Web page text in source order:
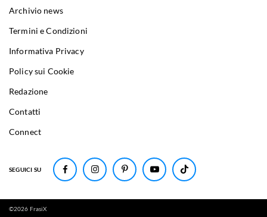
SEGUICI SU
Archivio news
Termini e Condizioni
Informativa Privacy
Policy sui Cookie
Redazione
Contatti
Connect
©2026 FrasiX